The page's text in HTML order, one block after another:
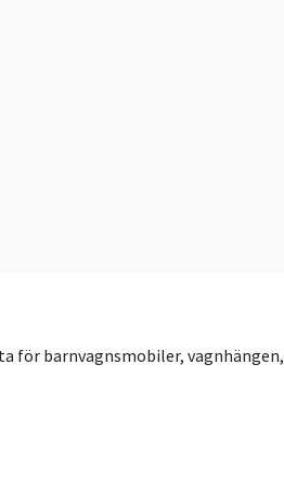
för barnvagnsmobiler, vagnhängen,